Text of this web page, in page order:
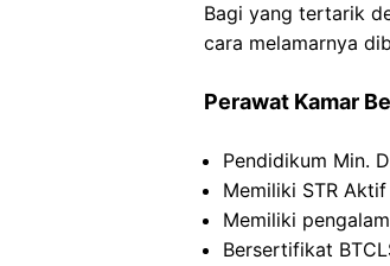
Bagi yang tertarik
cara melamarnya
Perawat Kamar
Pendidikum Min.
Memiliki STR Aktif
Memiliki
Bersertifikat